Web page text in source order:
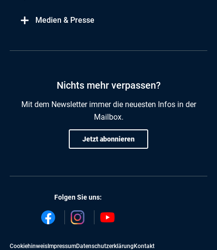
Medien & Presse
Nichts mehr verpassen?
Mit dem Newsletter immer die neuesten Infos in der
Mailbox.
Jetzt abonnieren
Folgen Sie uns:
Cookiehinweis ImpressumDatenschutzerklärung Kontakt